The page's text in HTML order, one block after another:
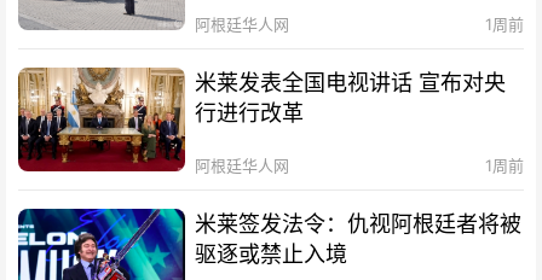
阿根廷华人网 1周前
米莱发表全国电视讲话 宣布对央
行进行改革
阿根廷华人网 1周前
米莱签发法令：仇视阿根廷者将被
驱逐或禁止入境